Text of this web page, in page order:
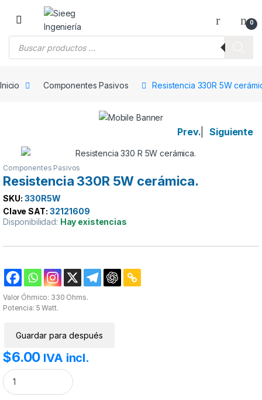
Saltar a la navegación
Saltar al contenido
0
Inicio Componentes Pasivos Resistencia 330R 5W
Prev. Siguiente
Componentes Pasivos
Resistencia 330R 5W cerámica.
SKU: 330R5W
Clave SAT: 32121609
Disponibilidad: Hay existencias
Valor Óhmico: 330 Ohms.
Potencia: 5 Watt.
Guardar para después
$6.00 IVA incl.
Resistencia 330R 5W cerámica. cantidad